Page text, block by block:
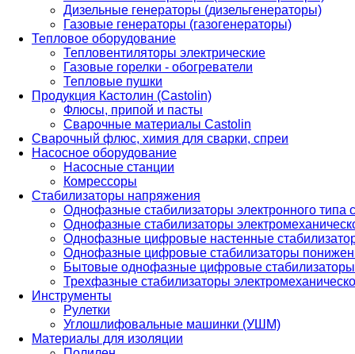
Дизельные генераторы (дизельгенераторы)
Газовые генераторы (газогенераторы)
Тепловое оборудование
Тепловентиляторы электрические
Газовые горелки - обогреватели
Тепловые пушки
Продукция Кастолин (Castolin)
Флюсы, припой и пасты
Сварочные материалы Castolin
Сварочный флюс, химия для сварки, спреи
Насосное оборудование
Насосные станции
Комрессоры
Стабилизаторы напряжения
Однофазные стабилизаторы электронного
Однофазные стабилизаторы
Однофазные цифровые настенные
Однофазные цифровые стабилизаторы
Бытовые однофазные цифровые стабилизаторы
Трехфазные стабилизаторы
Инструменты
Рулетки
Углошлифовальные машинки (УШМ)
Материалы для изоляции